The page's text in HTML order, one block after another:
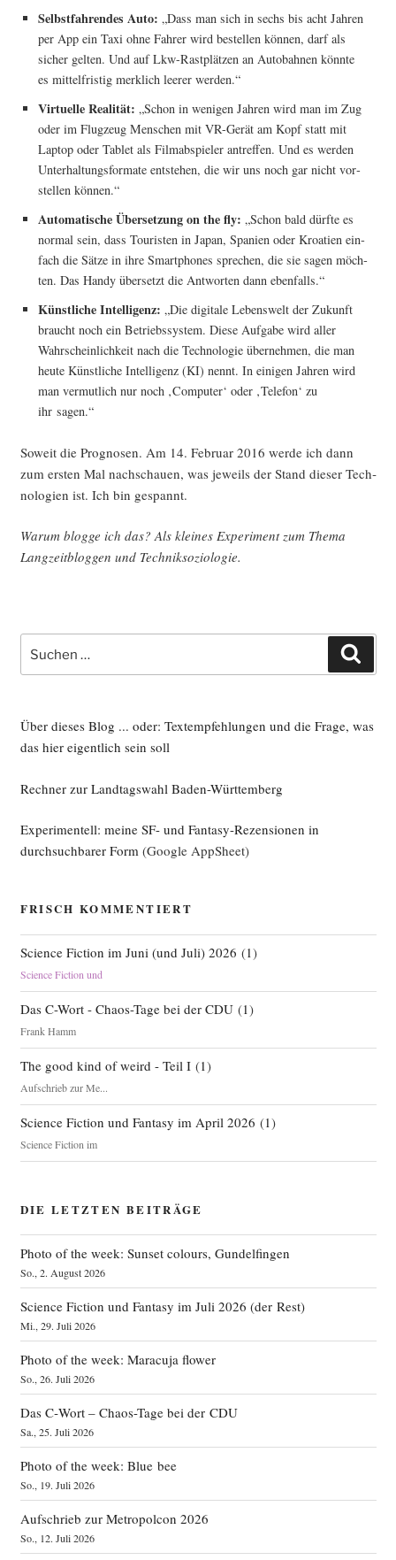
Selbst­fah­ren­des Auto: „Dass man sich in sechs bis acht Jah­ren
per App ein Taxi ohne Fah­rer wird bestel­len kön­nen, darf als
sicher gel­ten. Und auf Lkw-Rast­plät­zen an Auto­bah­nen könn­te
es mit­tel­fris­tig merk­lich lee­rer werden.“
Vir­tu­el­le Rea­li­tät: „Schon in weni­gen Jah­ren wird man im Zug
oder im Flug­zeug Men­schen mit VR-Gerät am Kopf statt mit
Lap­top oder Tablet als Film­ab­spie­ler antref­fen. Und es wer­den
Unter­hal­tungs­for­ma­te ent­ste­hen, die wir uns noch gar nicht vor­
stel­len können.“
Auto­ma­ti­sche Über­set­zung on the fly: „Schon bald dürf­te es
nor­mal sein, dass Tou­ris­ten in Japan, Spa­ni­en oder Kroa­ti­en ein­
fach die Sät­ze in ihre Smart­phones spre­chen, die sie sagen möch­
ten. Das Han­dy über­setzt die Ant­wor­ten dann ebenfalls.“
Künst­li­che Intel­li­genz: „Die digi­ta­le Lebens­welt der Zukunft
braucht noch ein Betriebs­sys­tem. Die­se Auf­ga­be wird aller
Wahr­schein­lich­keit nach die Tech­no­lo­gie über­neh­men, die man
heu­te Künst­li­che Intel­li­genz (KI) nennt. In eini­gen Jah­ren wird
man ver­mut­lich nur noch ‚Com­pu­ter‘ oder ‚Tele­fon‘ zu
ihr sagen.“
Soweit die Pro­gno­sen. Am 14. Febru­ar 2016 wer­de ich dann
zum ers­ten Mal nach­schau­en, was jeweils der Stand die­ser Tech­
no­lo­gien ist. Ich bin gespannt.
War­um blog­ge ich das? Als klei­nes Expe­ri­ment zum The­ma
Lang­zeit­blog­gen und Techniksoziologie.
nach:
Über dieses Blog ... oder: Textempfehlungen und die Frage, was
das hier eigentlich sein soll
Rechner zur Landtagswahl Baden-Württemberg
Experimentell: meine SF- und Fantasy-Rezensionen in
durchsuchbarer Form(Google AppSheet)
FRISCH KOMMENTIERT
Science Fiction im Juni (und Juli) 2026 (1)
Science Fiction und
Das C-Wort - Chaos-Tage bei der CDU(1)
Frank Hamm
The good kind of weird - Teil I(1)
Aufschrieb zur Me...
Science Fiction und Fantasy im April 2026 (1)
Science Fiction im
DIE LETZTEN BEITRÄGE
Photo of the week: Sunset colours, Gundelfingen
So., 2. August 2026
Science Fiction und Fantasy im Juli 2026 (der Rest)
Mi., 29. Juli 2026
Photo of the week: Maracuja flower
So., 26. Juli 2026
Das C‑Wort – Chaos-Tage bei der CDU
Sa., 25. Juli 2026
Photo of the week: Blue bee
So., 19. Juli 2026
Aufschrieb zur Metropolcon 2026
So., 12. Juli 2026